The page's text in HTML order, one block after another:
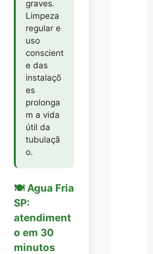
graves.
Limpeza
regular e
uso
conscient
e das
instalaçõ
es
prolonga
m a vida
útil da
tubulaçã
o.
🍽️ Agua Fria
SP:
atendiment
o em 30
minutos